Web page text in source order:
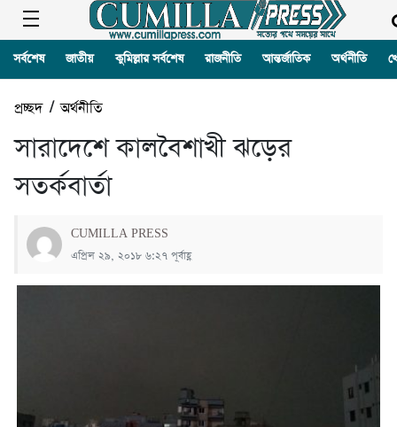
সর্বশেষ জাতীয় কুমিল্লার সর্বশেষ রাজনীতি আন্তর্জাতিক অর্থনীতি
প্রচ্ছদ/অর্থনীতি
সারাদেশে কালবৈশাখী ঝড়ের
সতর্কবার্তা
CUMILLA PRESS
এপ্রিল ২৯, ২০১৮ ৬:২৭ পূর্বাহ্ণ